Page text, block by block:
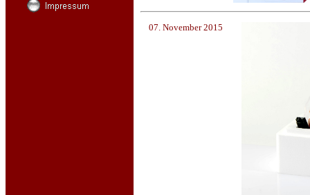
07. November 2015